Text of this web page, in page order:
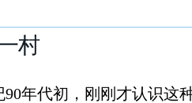
村
年代初，刚刚才认识这